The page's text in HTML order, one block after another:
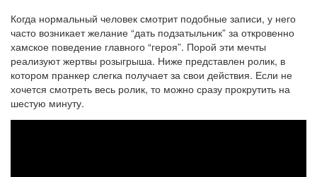
Когда нормальный человек смотрит подобные записи, у него
часто возникает желание “дать подзатыльник” за откровенно
хамское поведение главного “героя”. Порой эти мечты
реализуют жертвы розыгрыша. Ниже представлен ролик, в
котором пранкер слегка получает за свои действия. Если не
хочется смотреть весь ролик, то можно сразу прокрутить на
шестую минуту.